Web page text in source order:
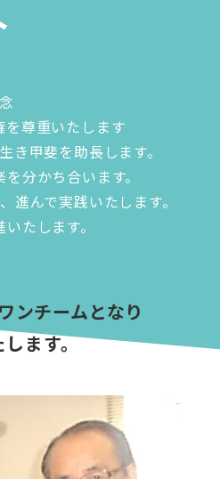
を尊重いたします
甲斐を助長します。
分かち合います。
んで実践いたします。
たします。
ンチームとなり
ます。